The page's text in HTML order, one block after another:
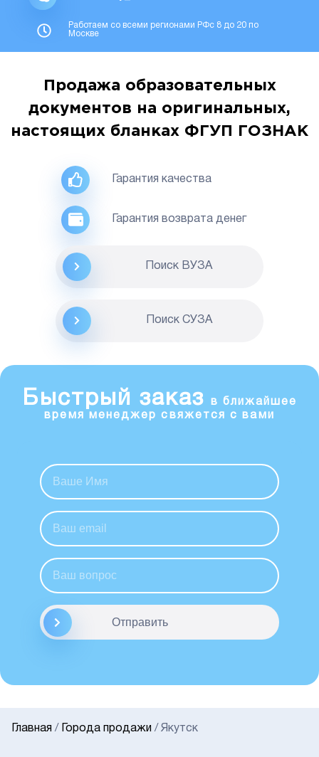
Работаем со всеми регионами РФс 8 до 20 по
Москве
Продажа образовательных
документов на оригинальных,
настоящих бланках ФГУП ГОЗНАК
Гарантия качества
Гарантия возврата денег
Поиск ВУЗА
Поиск CУЗА
Быстрый заказ
в ближайшее
время менеджер свяжется с вами
Отправить
Главная / Города продажи / Якутск